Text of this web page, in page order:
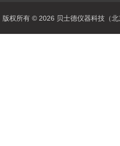
版权所有 © 2026 贝士德仪器科技（